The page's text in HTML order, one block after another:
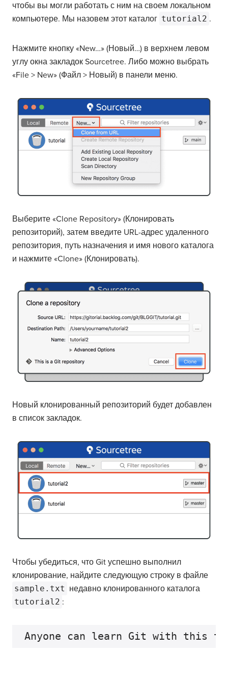
чтобы вы могли работать с ним на своем локальном
компьютере. Мы назовем этот каталог tutorial2 .
Нажмите кнопку «New…» (Новый…) в верхнем левом
углу окна закладок Sourcetree. Либо можно выбрать
«File > New» (Файл > Новый) в панели меню.
Выберите «Clone Repository» (Клонировать
репозиторий), затем введите URL-адрес удаленного
репозитория, путь назначения и имя нового каталога
и нажмите «Clone» (Клонировать).
Новый клонированный репозиторий будет добавлен
в список закладок.
Чтобы убедиться, что Git успешно выполнил
клонирование, найдите следующую строку в файле
sample.txt недавно клонированного каталога
tutorial2 :